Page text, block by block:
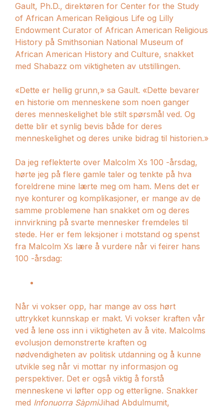
Gault, Ph.D., direktøren for Center for the Study
of African American Religious Life og Lilly
Endowment Curator of African American Religious
History på Smithsonian National Museum of
African American History and Culture, snakket
med Shabazz om viktigheten av utstillingen.
«Dette er hellig grunn,» sa Gault. «Dette bevarer
en historie om menneskene som noen ganger
deres menneskelighet ble stilt spørsmål ved. Og
dette blir et synlig bevis både for deres
menneskelighet og deres unike bidrag til historien.»
Da jeg reflekterte over Malcolm Xs 100 -årsdag,
hørte jeg på flere gamle taler og tenkte på hva
foreldrene mine lærte meg om ham. Mens det er
nye konturer og komplikasjoner, er mange av de
samme problemene han snakket om og deres
innvirkning på svarte mennesker fremdeles til
stede. Her er fem leksjoner i motstand og spenst
fra Malcolm Xs lære å vurdere når vi feirer hans
100 -årsdag:
Når vi vokser opp, har mange av oss hørt
uttrykket kunnskap er makt. Vi vokser kraften vår
ved å lene oss inn i viktigheten av å vite. Malcolms
evolusjon demonstrerte kraften og
nødvendigheten av politisk utdanning og å kunne
utvikle seg når vi mottar ny informasjon og
perspektiver. Det er også viktig å forstå
menneskene vi løfter opp og etterligne. Snakker
med Infonuorra SàpmiJihad Abdulmumit,